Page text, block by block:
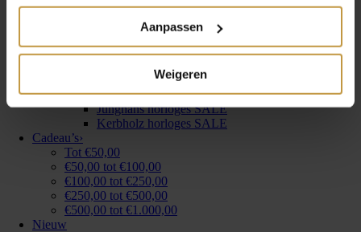
Aanpassen
Weigeren
Quoins SALE
Take What You Need by Mi Moneda SALE
Thomas Sabo SALE
Horloges Sale›
Joy de la Luz Horloges SALE
Pontiac Horloges SALE
Junghans horloges SALE
Kerbholz horloges SALE
Cadeau’s›
Tot €50,00
€50,00 tot €100,00
€100,00 tot €250,00
€250,00 tot €500,00
€500,00 tot €1.000,00
Nieuw